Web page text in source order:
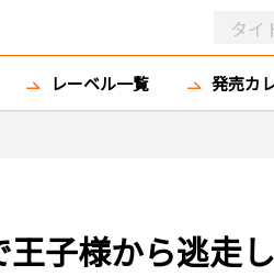
レーベル一覧 発売カ
子様から逃走